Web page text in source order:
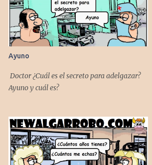
Ayuno
Doctor ¿Cuál es el secreto para adelgazar?
Ayuno y cuál es?